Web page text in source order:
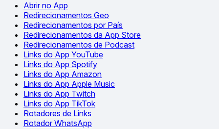
Abrir no App
Redirecionamentos Geo
Redirecionamentos por País
Redirecionamentos da App Store
Redirecionamentos de Podcast
Links do App YouTube
Links do App Spotify
Links do App Amazon
Links do App Apple Music
Links do App Twitch
Links do App TikTok
Rotadores de Links
Rotador WhatsApp